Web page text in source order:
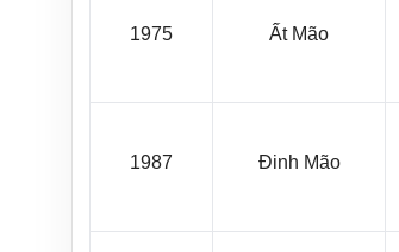
1975 Ất Mão
1987 Đinh Mão